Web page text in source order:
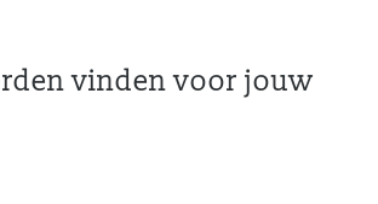
vinden voor jouw